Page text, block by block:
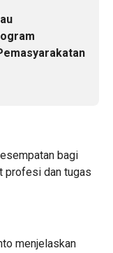
bagi
profesi dan tugas
menjelaskan